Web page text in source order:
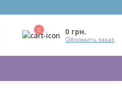
0 0 грн.
Оформить заказ